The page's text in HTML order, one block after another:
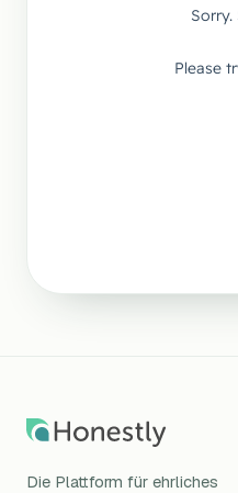
Die Plattform für ehrliches